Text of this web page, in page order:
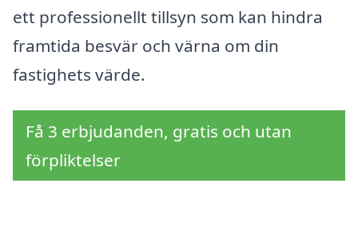
ett professionellt tillsyn som kan hindra
framtida besvär och värna om din
fastighets värde.
Få 3 erbjudanden, gratis och utan
förpliktelser